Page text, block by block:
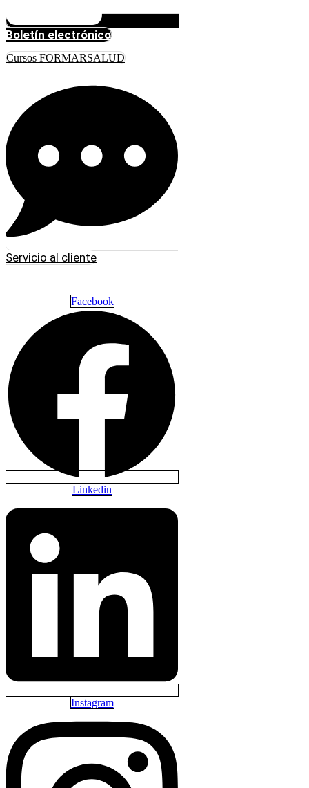
Boletín electrónico
Cursos FORMARSALUD
Servicio al cliente
Facebook
Linkedin
Instagram